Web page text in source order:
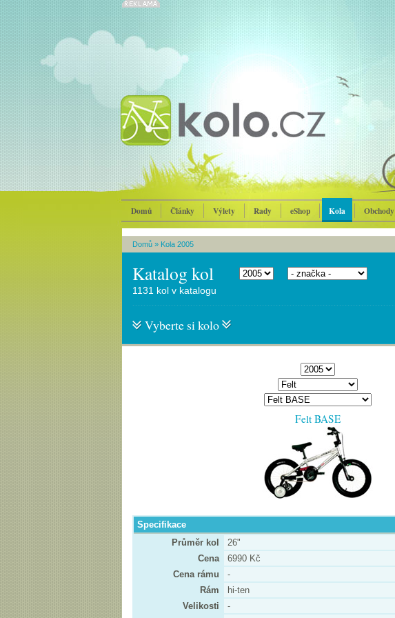
Domů Články Výlety Rady eShop Kola Obchody
Domů » Kola 2005
Katalog kol
1131 kol v katalogu
Vyberte si kolo
Felt BASE
Specifikace
Průměr kol
26"
Cena
6990 Kč
Cena rámu
-
Rám
hi-ten
Velikosti
-